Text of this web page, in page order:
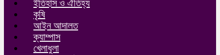
ইতিহাস ও ঐতিহ্য
কৃষি
আইন আদালত
ক্যাম্পাস
খেলাধুলা